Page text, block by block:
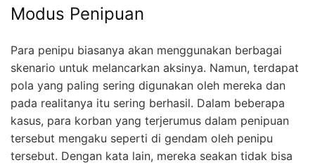
Modus Penipuan
Para penipu biasanya akan menggunakan berbagai
skenario untuk melancarkan aksinya. Namun, terdapat
pola yang paling sering digunakan oleh mereka dan
pada realitanya itu sering berhasil. Dalam beberapa
kasus, para korban yang terjerumus dalam penipuan
tersebut mengaku seperti di gendam oleh penipu
tersebut. Dengan kata lain, mereka seakan tidak bisa